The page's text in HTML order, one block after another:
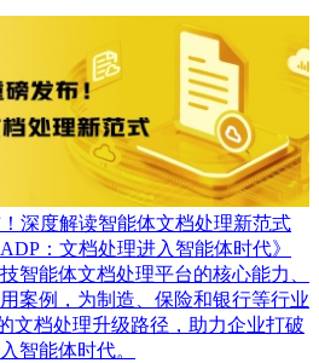
深度解读智能体文档处理新范式
：文档处理进入智能体时代》
智能体文档处理平台的核心能力、
案例，为制造、保险和银行等行业
文档处理升级路径，助力企业打破
智能体时代。